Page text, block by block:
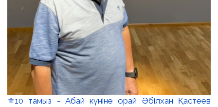
⚜️10 тамыз - Абай күніне орай Әбілхан Қастеев